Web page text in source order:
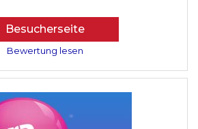
Besucherseite
Bewertung lesen